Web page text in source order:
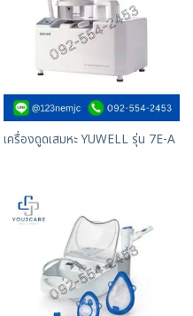
เครื่องดูดเสมหะ YUWELL รุ่น 7E-A